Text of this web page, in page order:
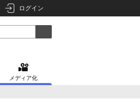
ログイン
メディア化